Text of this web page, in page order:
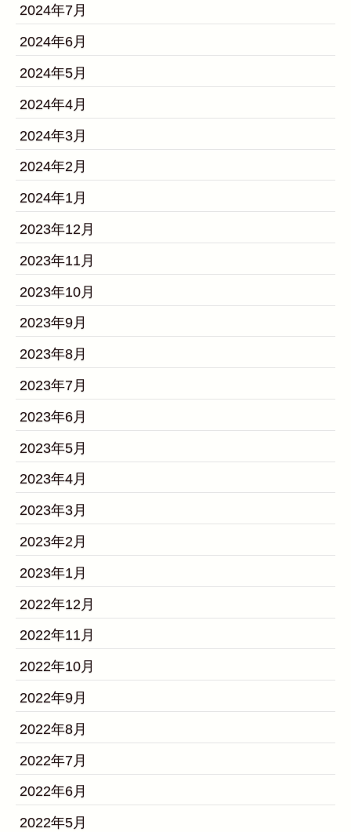
2024年7月
2024年6月
2024年5月
2024年4月
2024年3月
2024年2月
2024年1月
2023年12月
2023年11月
2023年10月
2023年9月
2023年8月
2023年7月
2023年6月
2023年5月
2023年4月
2023年3月
2023年2月
2023年1月
2022年12月
2022年11月
2022年10月
2022年9月
2022年8月
2022年7月
2022年6月
2022年5月